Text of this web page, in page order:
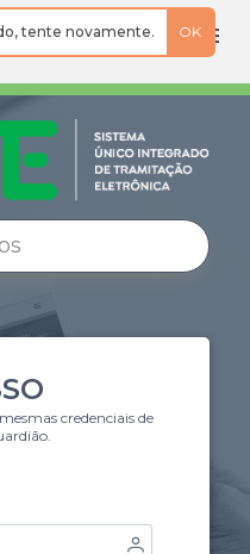
credenciais de
tente novamente. OK